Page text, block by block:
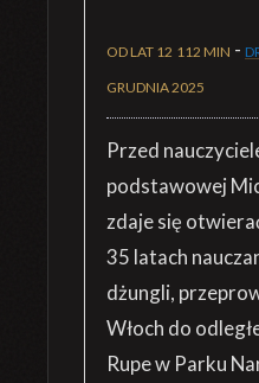
OD LAT 12 112 MIN -
GRUDNIA 2025
Przed
podstawowej
zdaje się
35 latach
dżungli,
Włoch do
Rupe w Parku